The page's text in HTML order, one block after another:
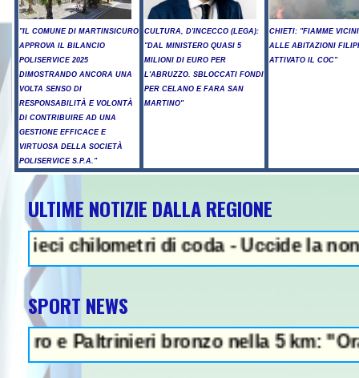
"IL COMUNE DI MARTINSICURO
APPROVA IL BILANCIO
POLISERVICE 2025
DIMOSTRANDO ANCORA UNA
VOLTA SENSO DI
RESPONSABILITÀ E VOLONTÀ
DI CONTRIBUIRE AD UNA
GESTIONE EFFICACE E
VIRTUOSA DELLA SOCIETÀ
POLISERVICE S.P.A."
CULTURA, D'INCECCO (LEGA):
"DAL MINISTERO QUASI 5
MILIONI DI EURO PER
L'ABRUZZO. SBLOCCATI FONDI
PER CELANO E FARA SAN
MARTINO"
CHIETI: "FIAMME
ALLE ABITAZIONI
ATTIVATO IL COC"
ULTIME NOTIZIE DALLA REGIONE
di coda - Uccide la nonna a
SPORT NEWS
bronzo nella 5 km: "Ora ci
NEWS IN EVIDENZA -